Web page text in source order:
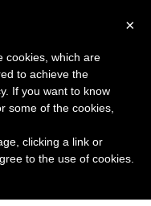
vom
×
cookies, which are
to achieve the
If you want to know
some of the cookies,
clicking a link or
to the use of cookies.